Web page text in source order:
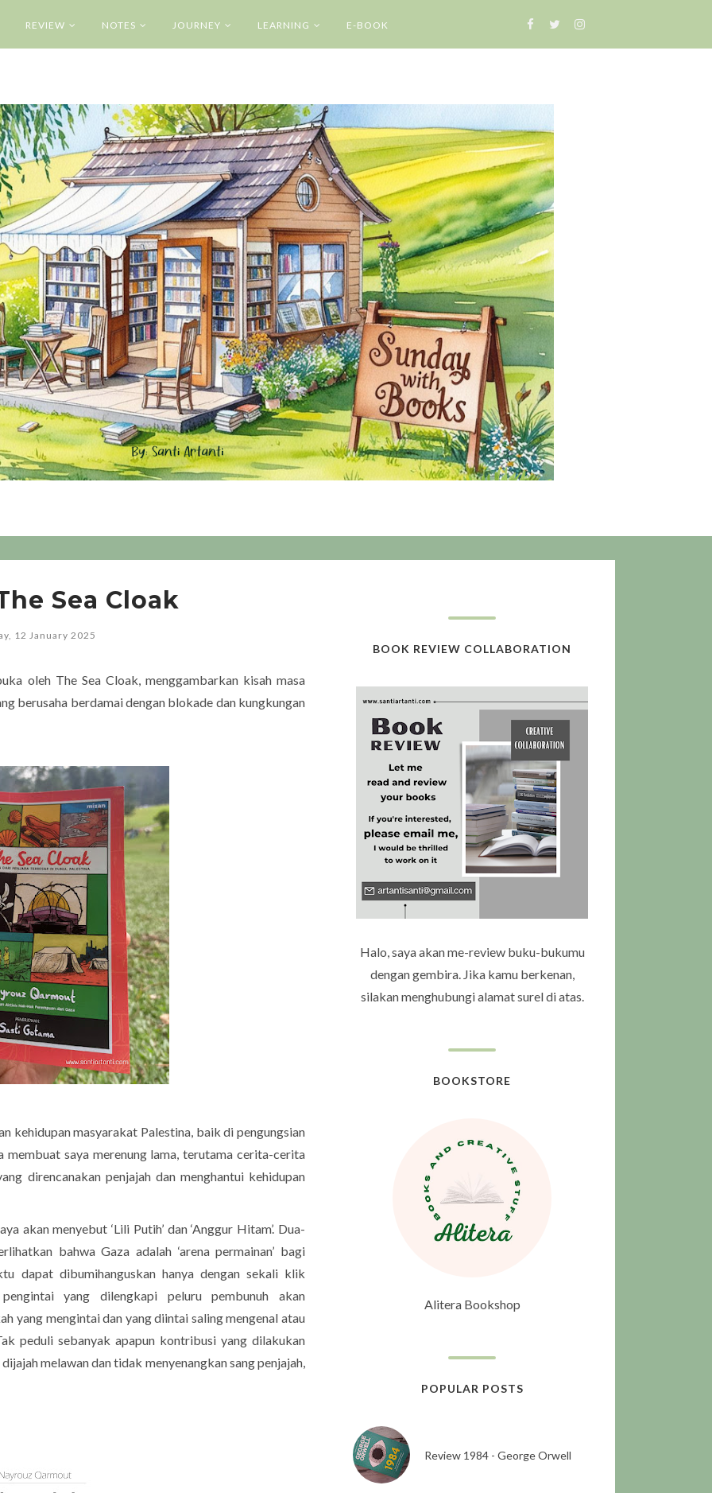
REVIEW NOTES JOURNEY LEARNING E-BOOK
Sea Cloak
12 January 2025
oleh The Sea Cloak, menggambarkan kisah masa
berusaha berdamai dengan blokade dan kungkungan
kehidupan masyarakat Palestina, baik di pengungsian
membuat saya merenung lama, terutama cerita-cerita
direncanakan penjajah dan menghantui kehidupan
akan menyebut ‘Lili Putih’ dan ‘Anggur Hitam’. Dua-
bahwa Gaza adalah ‘arena permainan’ bagi
dapat dibumihanguskan hanya dengan sekali klik
yang dilengkapi peluru pembunuh akan
yang mengintai dan yang diintai saling mengenal atau
peduli sebanyak apapun kontribusi yang dilakukan
melawan dan tidak menyenangkan sang penjajah,
BOOK REVIEW COLLABORATION
Halo, saya akan me-review buku-bukumu
dengan gembira. Jika kamu berkenan,
silakan menghubungi alamat surel di atas.
BOOKSTORE
Alitera Bookshop
POPULAR POSTS
Review 1984 - George Orwell